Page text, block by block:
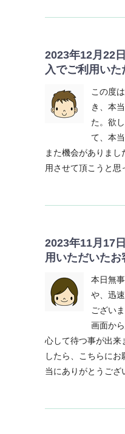
2023年12月22
入でご利用いた
この度
き、本
た。欲
て、本
また機会がありまし
用させて頂こうと
2023年11月17
用いただいたお
本日無
や、迅
ござい
画面か
心して待つ事が出来
したら、こちらに
当にありがとうござ